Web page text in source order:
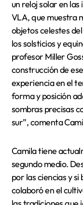
un reloj solar en
VLA, que muestra
objetos celestes
los solsticios y
profesor Miller
construcción de
experiencia en el
forma y posición
sombras precisas
sur”, comenta
Camila tiene
segundo medio.
por las ciencias y
colaboró en el